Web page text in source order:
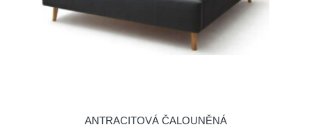
ANTRACITOVÁ ČALOUNĚNÁ